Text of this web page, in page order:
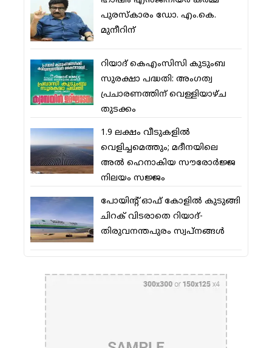
പുരസ്‌കാരം ഡോ. എം.കെ.
മുനീറിന്
റിയാദ് കെഎംസിസി കുടുംബ
സുരക്ഷാ പദ്ധതി: അംഗത്വ
പ്രചാരണത്തിന് വെള്ളിയാഴ്ച
തുടക്കം
1.9 ലക്ഷം വീടുകളില്‍
വെളിച്ചമെത്തും; മദീനയിലെ
അല്‍ ഹെനാകിയ സൗരോര്‍ജ്ജ
നിലയം സജ്ജം
പോയിന്റ് ഓഫ് കോളില്‍ കുടുങ്ങി
ചിറക് വിടരാതെ റിയാദ്-
തിരുവനന്തപുരം സ്വപ്നങ്ങള്‍